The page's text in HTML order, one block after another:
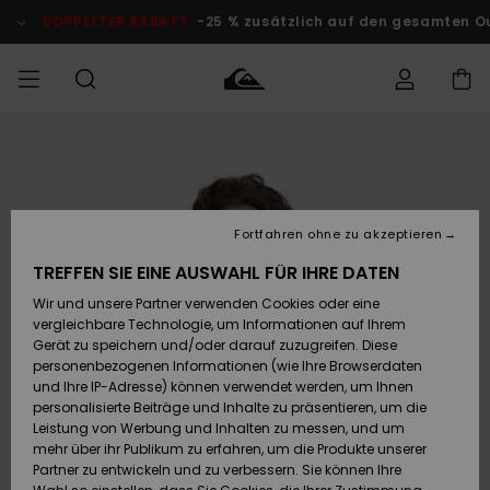
Produktinformation
DOPPELTER RABATT -25 % zusätzlich auf den gesamten
Accessoires
Schuhe&
Flip-Flops
Surf
Snow
JUNGEN
Accessoires
Schuhe&
Flip-Flops
Surf
Snow
FRAUEN
Brandneu
Highlights
Snow
SURF
Männer
Kinder
Highlights
Community
SNOW
Männer
Kinder
Snow Shop
Damen
Highlights
DOPPELTER
RABATT
Herren
KINDER
Outlet
Frauen
zugreifen
Versand
Retouren
Bezahlung
Geschenkkarte
Quiksilver
TREFFEN SIE EINE AUSWAHL FÜR IHRE DATEN
Wir und unsere Partner verwenden Cookies oder eine
vergleichbare Technologie, um Informationen auf Ihrem
Gerät zu speichern und/oder darauf zuzugreifen. Diese
personenbezogenen Informationen (wie Ihre Browserdaten
und Ihre IP-Adresse) können verwendet werden, um Ihnen
personalisierte Beiträge und Inhalte zu präsentieren, um die
Leistung von Werbung und Inhalten zu messen, und um
mehr über ihr Publikum zu erfahren, um die Produkte unserer
Partner zu entwickeln und zu verbessern. Sie können Ihre
Fortfahren ohne zu akzeptieren